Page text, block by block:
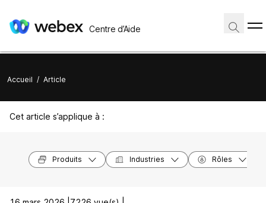
Centre d’Aide
Accueil / Article
Cet article s’applique à :
Produits Industries Rôles